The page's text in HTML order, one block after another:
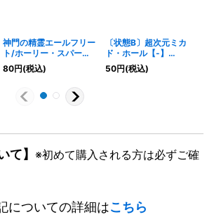
神門の精霊エールフリー
ト/ホーリー・スパーク
壱式【U】
{24EX263/100}《光》
80円(税込)
〔状態B〕超次元ミカ
ド・ホール【-】
{DMC634/19}《闇》
50円(税込)
て】 ※初めて購入される方は必ずご確
についての詳細はこちら